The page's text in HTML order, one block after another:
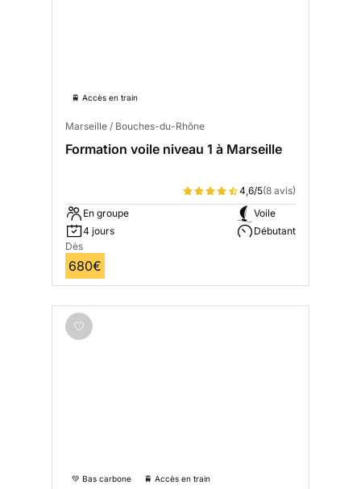
🚆 Accès en train
Marseille / Bouches-du-Rhône
Formation voile niveau 1 à Marseille
4,6/5(8 avis)
En groupe
4 jours
Voile
Débutant
Dès
680€
💚 Bas carbone 🚆 Accès en train